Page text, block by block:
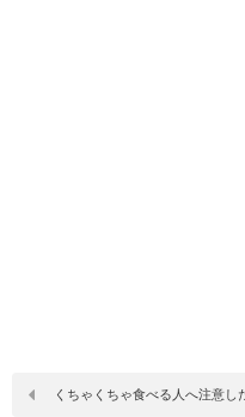
くちゃくちゃ食べる人へ注意